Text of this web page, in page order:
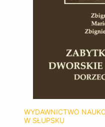
WYDAWNICTWO
W SŁUPSKU